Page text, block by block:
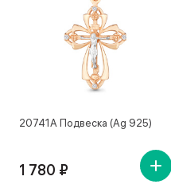
20741А Подвеска (Ag 925)
1 780 ₽